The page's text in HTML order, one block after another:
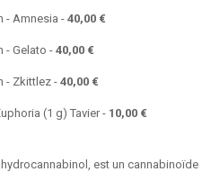
- Amnesia - 40,00 €
- Gelato - 40,00 €
- Zkittlez - 40,00 €
(1 g) Tavier - 10,00 €
est un cannabinoïde